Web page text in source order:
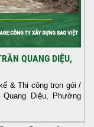
QUANG DIỆU,
& Thi công trọn gói /
Diệu, Phường